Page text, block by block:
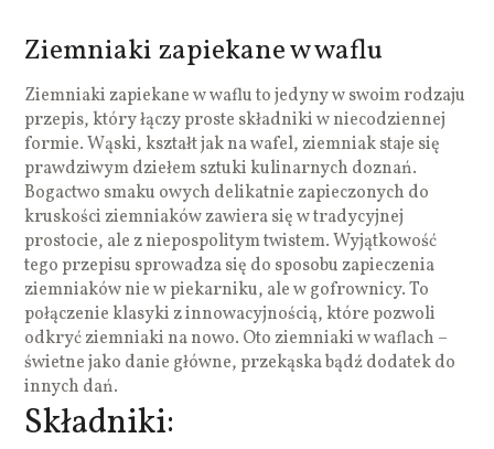
Ziemniaki zapiekane w waflu
Ziemniaki zapiekane w waflu to jedyny w swoim rodzaju
przepis, który łączy proste składniki w niecodziennej
formie. Wąski, kształt jak na wafel, ziemniak staje się
prawdziwym dziełem sztuki kulinarnych doznań.
Bogactwo smaku owych delikatnie zapieczonych do
kruskości ziemniaków zawiera się w tradycyjnej
prostocie, ale z niepospolitym twistem. Wyjątkowość
tego przepisu sprowadza się do sposobu zapieczenia
ziemniaków nie w piekarniku, ale w gofrownicy. To
połączenie klasyki z innowacyjnością, które pozwoli
odkryć ziemniaki na nowo. Oto ziemniaki w waflach –
świetne jako danie główne, przekąska bądź dodatek do
innych dań.
Składniki: